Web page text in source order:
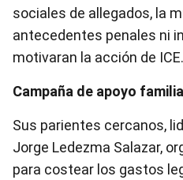
sociales de allegados, la
antecedentes penales ni
motivaran la acción de ICE.
Campaña de apoyo
Sus parientes cercanos,
Jorge Ledezma Salazar,
para costear los gastos